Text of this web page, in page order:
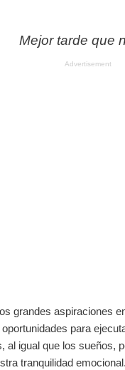
Mejor tarde que
Advertisement
grandes aspiraciones
para
al igual que los sueños,
tranquilidad emocional.